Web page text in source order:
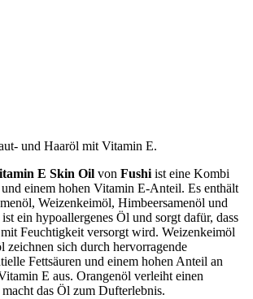
und Haaröl mit Vitamin E.
E Skin Oil von Fushi ist eine Kombi
einem hohen Vitamin E-Anteil. Es enthält
Weizenkeimöl, Himbeersamenöl und
ein hypoallergenes Öl und sorgt dafür, dass
Feuchtigkeit versorgt wird. Weizenkeimöl
zeichnen sich durch hervorragende
Fettsäuren und einem hohen Anteil an
E aus. Orangenöl verleiht einen
das Öl zum Dufterlebnis.